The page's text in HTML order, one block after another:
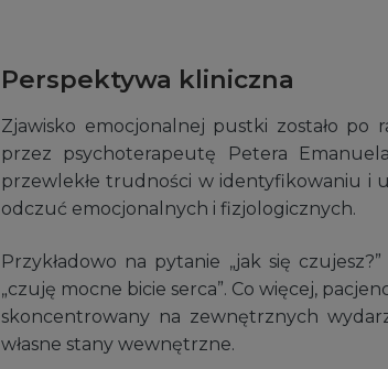
Perspektywa kliniczna
Zjawisko emocjonalnej pustki zostało po
przez psychoterapeutę Petera
przewlekłe trudności w identyfikowaniu i
odczuć emocjonalnych i fizjologicznych.
Przykładowo na pytanie „jak się
„czuję mocne bicie serca”. Co więcej,
skoncentrowany na zewnętrznych
własne stany wewnętrzne.